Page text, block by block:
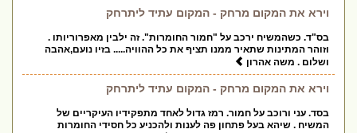
וירא את המקום מרחק - המקום עתיד ליתרחק
בס"ד. כשהמשיח ירכב על "חמור החומרות". זה ילבין מאפרוריותו .
וזוהר המתינות שתאיר ממנו תציף את כל ההוויה..... בזיו נועם,אהבה
ושלום . משה אהרון
וירא את המקום מרחק - המקום עתיד ליתרחק
בסד. עני ורוכב על חמור. רמז גדול לאחד מתפקידיו העיקריים של
המשיח . שיהא בעל פתחון פה לענות ולהכניע כל חסידי החומרות